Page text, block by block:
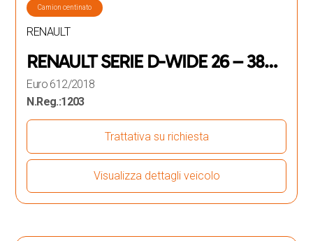
Camion centinato
RENAULT
RENAULT SERIE D-WIDE 26 – 380
E6 CENTINATO 6X2
Euro 612/2018
N.Reg.:1203
Trattativa su richiesta
Visualizza dettagli veicolo